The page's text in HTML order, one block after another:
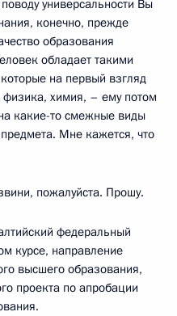
универсальности Вы
конечно, прежде
образования
обладает такими
на первый взгляд
химия, – ему потом
какие-то смежные виды
Мне кажется, что
пожалуйста. Прошу.
федеральный
курсе, направление
высшего образования,
проекта по апробации